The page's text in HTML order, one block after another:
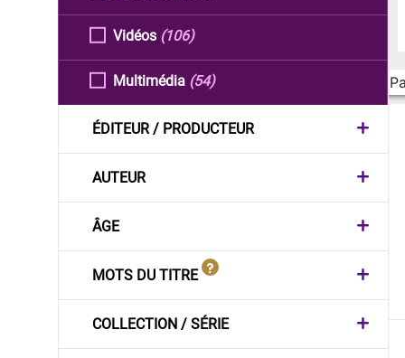
Vidéos (106)
Multimédia (54)
ÉDITEUR / PRODUCTEUR
AUTEUR
ÂGE
MOTS DU TITRE
COLLECTION / SÉRIE